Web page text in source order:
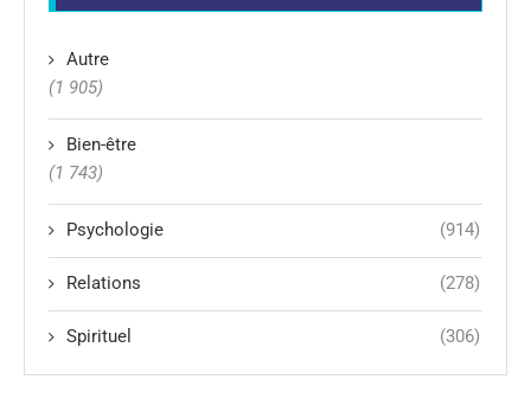
Autre
(1 905)
Bien-être
(1 743)
Psychologie (914)
Relations (278)
Spirituel (306)